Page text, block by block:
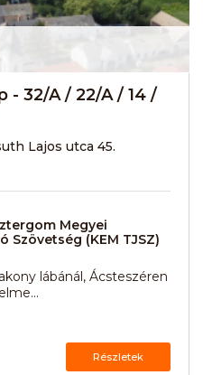
- 32/A / 22/A / 14 /
Lajos utca 45.
Megyei
Szövetség (KEM TJSZ)
lábánál, Ácsteszéren
Részletek